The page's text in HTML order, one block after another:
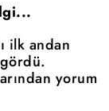
ilk andan
yorum